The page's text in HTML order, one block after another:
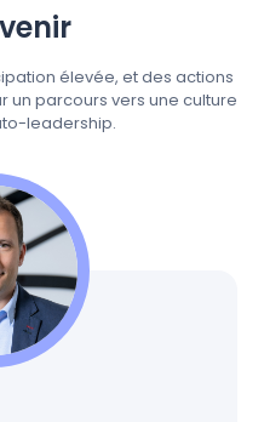
élevée, et des actions
un parcours vers une culture
leadership.